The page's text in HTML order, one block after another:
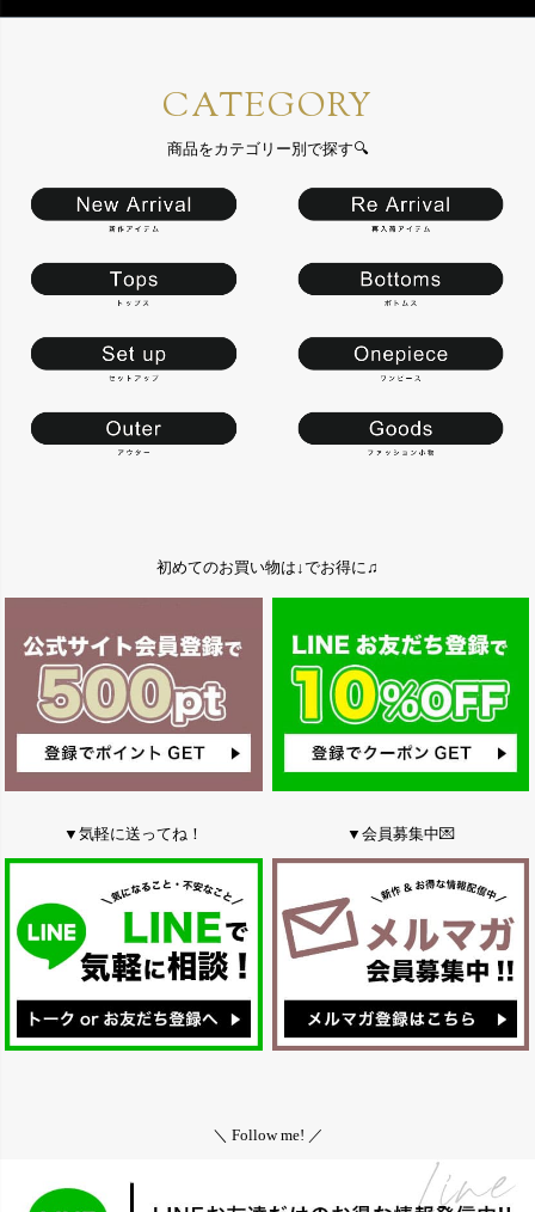
CATEGORY
商品をカテゴリー別で探す🔍
初めてのお買い物は↓でお得に♫
▼気軽に送ってね！ ▼会員募集中💌
＼ Follow me! ／